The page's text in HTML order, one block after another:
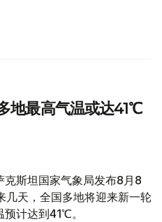
地最高气温或达41℃
克斯坦国家气象局发布8月8
几天，全国多地将迎来新一轮
计达到41℃。